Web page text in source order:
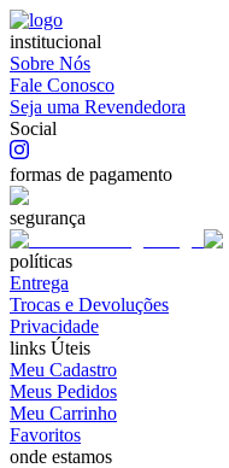
institucional
Sobre Nós
Fale Conosco
Seja uma Revendedora
Social
formas de pagamento
segurança
políticas
Entrega
Trocas e Devoluções
Privacidade
links Úteis
Meu Cadastro
Meus Pedidos
Meu Carrinho
Favoritos
onde estamos